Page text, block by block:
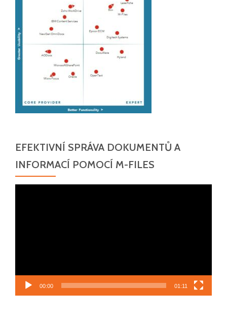
EFEKTIVNÍ SPRÁVA DOKUMENTŮ A
INFORMACÍ POMOCÍ M-FILES
00:00 01:11